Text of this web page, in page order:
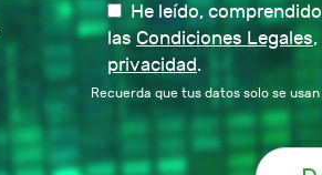
He leído,
lasCondiciones Legales,
privacidad.
Recuerda que tus datos solo se